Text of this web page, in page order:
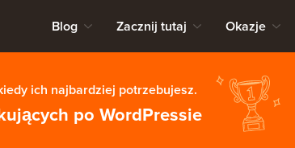
Blog Zacznij tutaj Okazje
ich najbardziej potrzebujesz.
po WordPressie